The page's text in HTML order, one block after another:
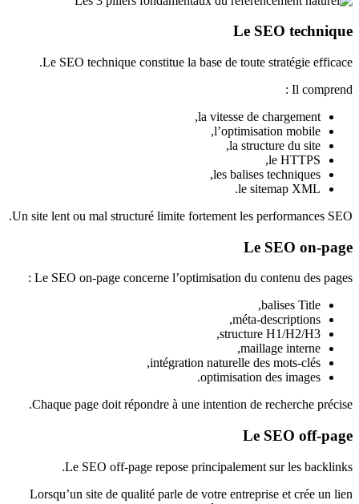
Le SEO technique
Le SEO technique constitue la base de toute stratégie efficace.
Il comprend :
la vitesse de chargement,
l’optimisation mobile,
la structure du site,
le HTTPS,
les balises techniques,
le sitemap XML.
Un site lent ou mal structuré limite fortement les performances SEO.
Le SEO on-page
Le SEO on-page concerne l’optimisation du contenu des pages :
balises Title,
méta-descriptions,
structure H1/H2/H3,
maillage interne,
intégration naturelle des mots-clés,
optimisation des images.
Chaque page doit répondre à une intention de recherche précise.
Le SEO off-page
Le SEO off-page repose principalement sur les backlinks.
Lorsqu’un site de qualité parle de votre entreprise et crée un lien